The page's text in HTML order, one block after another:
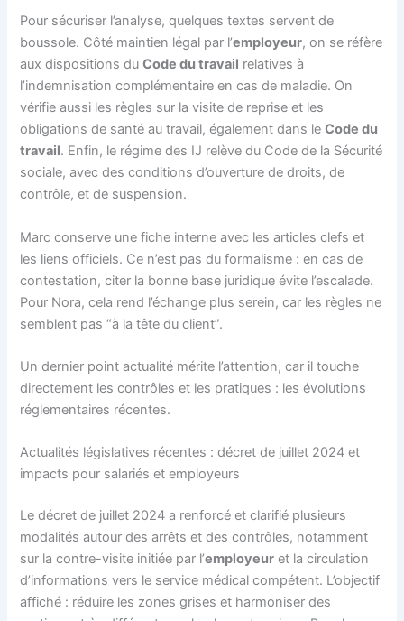
Pour sécuriser l’analyse, quelques textes servent de
boussole. Côté maintien légal par l’employeur, on se réfère
aux dispositions duCode du travail relatives à
l’indemnisation complémentaire en cas de maladie. On
vérifie aussi les règles sur la visite de reprise et les
obligations de santé au travail, également dans leCode du
travail. Enfin, le régime des IJ relève du Code de la Sécurité
sociale, avec des conditions d’ouverture de droits, de
contrôle, et de suspension.
Marc conserve une fiche interne avec les articles clefs et
les liens officiels. Ce n’est pas du formalisme : en cas de
contestation, citer la bonne base juridique évite l’escalade.
Pour Nora, cela rend l’échange plus serein, car les règles ne
semblent pas “à la tête du client”.
Un dernier point actualité mérite l’attention, car il touche
directement les contrôles et les pratiques : les évolutions
réglementaires récentes.
Actualités législatives récentes : décret de juillet 2024 et
impacts pour salariés et employeurs
Le décret de juillet 2024 a renforcé et clarifié plusieurs
modalités autour des arrêts et des contrôles, notamment
sur la contre-visite initiée par l’employeur et la circulation
d’informations vers le service médical compétent. L’objectif
affiché : réduire les zones grises et harmoniser des